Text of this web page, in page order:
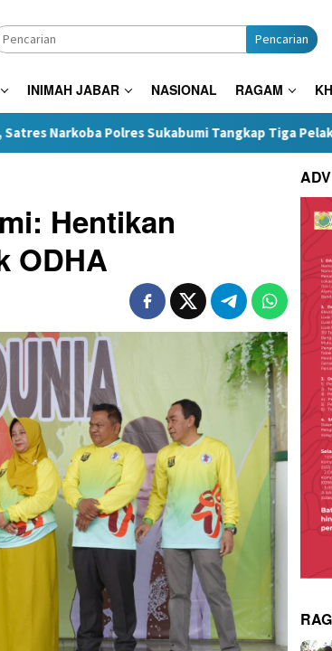
Pencarian
INIMAH JABAR NASIONAL RAGAM
Sukabumi Tangkap Tiga Pelaku di Surade-
Hentikan
ODHA
ADV